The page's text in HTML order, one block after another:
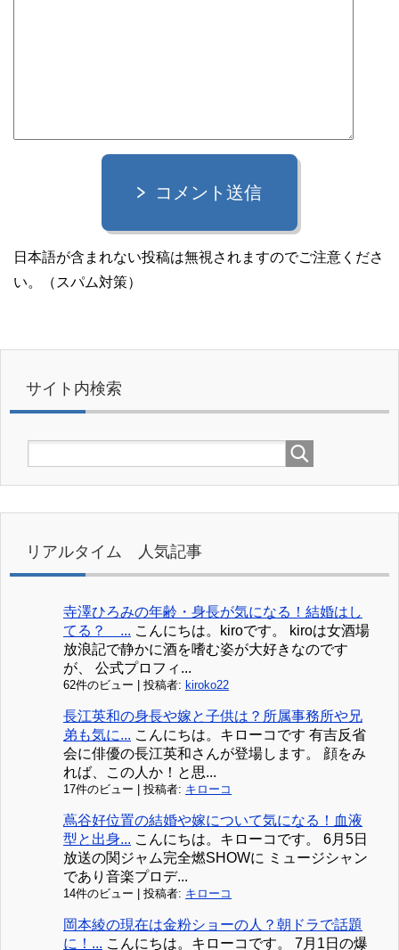
コメント送信
日本語が含まれない投稿は無視されますのでご注意くださ
い。（スパム対策）
サイト内検索
リアルタイム 人気記事
寺澤ひろみの年齢・身長が気になる！結婚はし
てる？ ... こんにちは。kiroです。 kiroは女酒場
放浪記で静かに酒を嗜む姿が大好きなのです
が、 公式プロフィ...
62件のビュー 投稿者: kiroko22
長江英和の身長や嫁と子供は？所属事務所や兄
弟も気に... こんにちは。キローコです 有吉反省
会に俳優の長江英和さんが登場します。 顔をみ
れば、この人か！と思...
17件のビュー 投稿者: キローコ
蔦谷好位置の結婚や嫁について気になる！血液
型と出身... こんにちは。キローコです。 6月5日
放送の関ジャム完全燃SHOWに ミュージシャン
であり音楽プロデ...
14件のビュー 投稿者: キローコ
岡本綾の現在は金粉ショーの人？朝ドラで話題
に！... こんにちは。キローコです。 7月1日の爆